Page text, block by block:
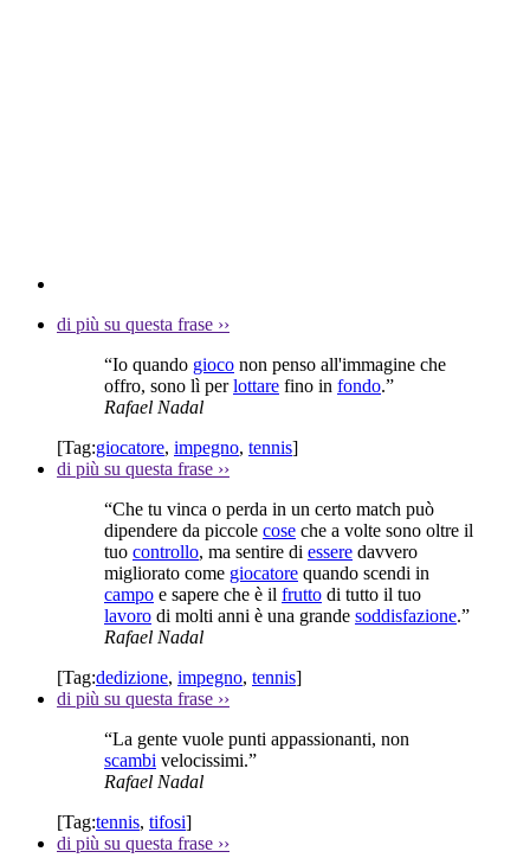
di più su questa frase ››
“Io quando gioco non penso all'immagine che
offro, sono lì perlottare fino in fondo.”
Rafael Nadal
[Tag:giocatore, impegno, tennis]
di più su questa frase ››
“Che tu vinca o perda in un certo match può
dipendere da piccole cose che a volte sono oltre il
tuo controllo, ma sentire di essere davvero
migliorato come giocatore quando scendi in
campo e sapere che è il frutto di tutto il tuo
lavoro di molti anni è una grande soddisfazione.”
Rafael Nadal
[Tag:dedizione, impegno, tennis]
di più su questa frase ››
“La gente vuole punti appassionanti, non
scambi velocissimi.”
Rafael Nadal
[Tag:tennis, tifosi]
di più su questa frase ››